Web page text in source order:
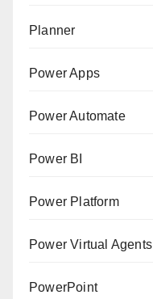
Planner
Power Apps
Power Automate
Power BI
Power Platform
Power Virtual Agents
PowerPoint